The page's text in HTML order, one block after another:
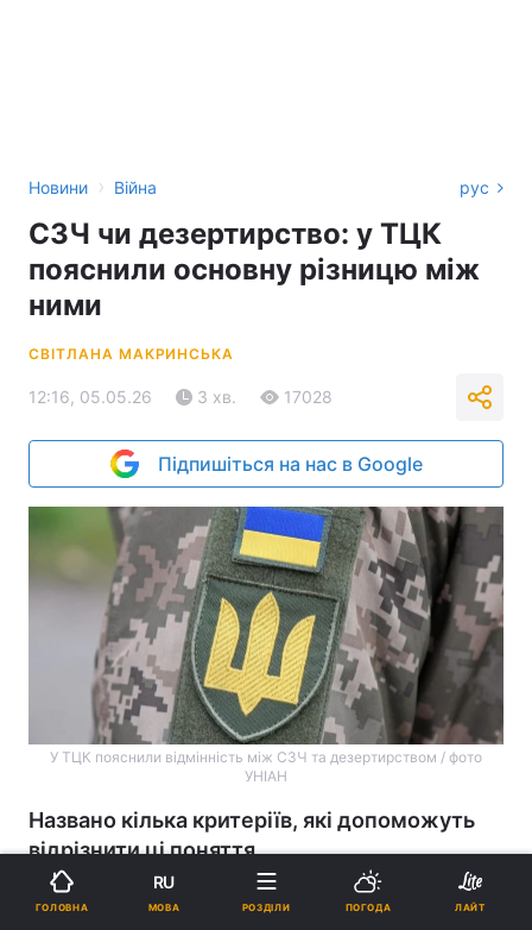
Новини › Війна рус
СЗЧ чи дезертирство: у ТЦК
пояснили основну різницю між
ними
СВІТЛАНА МАКРИНСЬКА
12:16, 05.05.26 3 хв. 17028
Підпишіться на нас в Google
У ТЦК пояснили відмінність між СЗЧ та дезертирством / фото
УНІАН
Названо кілька критеріїв, які допоможуть
відрізнити ці поняття.
Реклама
ГОЛОВНА
RU
МОВА РОЗДІЛИ ПОГОДА ЛАЙТ